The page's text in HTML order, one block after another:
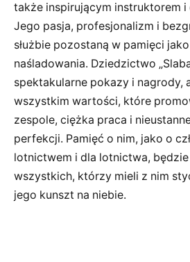
także inspirującym instruktorem i
Jego pasja, profesjonalizm i
służbie pozostaną w pamięci
naśladowania. Dziedzictwo
spektakularne pokazy i nagrody,
wszystkim wartości, które
zespole, ciężka praca i
perfekcji. Pamięć o nim, jako o
lotnictwem i dla lotnictwa,
wszystkich, którzy mieli z nim
jego kunszt na niebie.